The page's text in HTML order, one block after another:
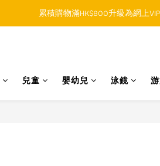
順豐香港SFHK
累積購物滿HK$800升級為網上
兒童 嬰幼兒 泳鏡